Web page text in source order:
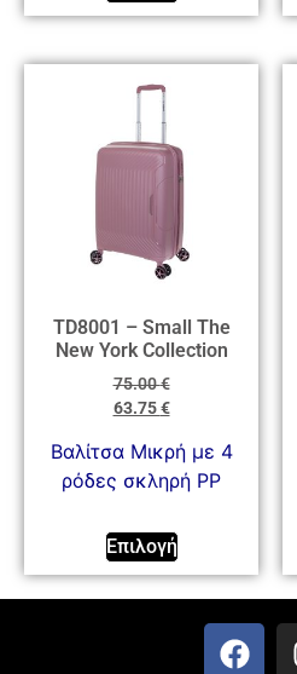
TD8001 – Small The
New York Collection
75.00€
63.75€
Βαλίτσα Mικρή με 4
ρόδες σκληρή PP
Επιλογή